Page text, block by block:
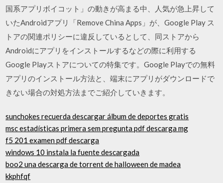
国系アプリボイコット」の動きが高まる中、人気が急上昇して
いたAndroidアプリ「Remove China Apps」が、Google Play ス
トアの関連ポリシーに違反しているとして、同ストアから
Androidにアプリをインストールするなどの際に利用する
Google Playストアについての特集です。Google Playでの無料
アプリのインストール方法と、端末にアプリがダウンロードで
きない場合の対処方法までご紹介していきます。
sunchokes recuerda descargar álbum de deportes gratis
msc estadísticas primera sem pregunta pdf descarga mg
f5 201 examen pdf descarga
windows 10 instala la fuente descargada
boo2 una descarga de torrent de halloween de madea
kkphfqf